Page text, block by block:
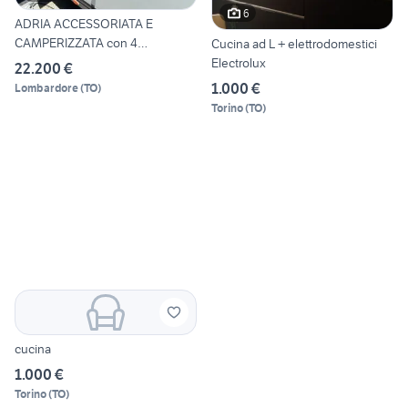
ADRIA ACCESSORIATA E
CAMPERIZZATA con 4
telecamere
22.200 €
Lombardore(TO)
6
Cucina ad L + elettrodomestici
Electrolux
1.000 €
Torino(TO)
cucina
1.000 €
Torino(TO)